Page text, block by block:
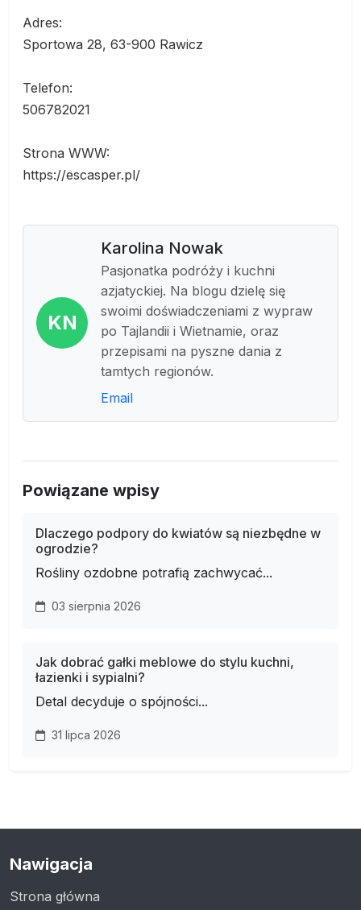
Adres:
Sportowa 28, 63-900 Rawicz
Telefon:
506782021
Strona WWW:
https://escasper.pl/
KN
Karolina Nowak
Pasjonatka podróży i kuchni
azjatyckiej. Na blogu dzielę się
swoimi doświadczeniami z wypraw
po Tajlandii i Wietnamie, oraz
przepisami na pyszne dania z
tamtych regionów.
Email
Powiązane wpisy
Dlaczego podpory do kwiatów są niezbędne w
ogrodzie?
Rośliny ozdobne potrafią zachwycać...
03 sierpnia 2026
Jak dobrać gałki meblowe do stylu kuchni,
łazienki i sypialni?
Detal decyduje o spójności...
31 lipca 2026
Nawigacja
Strona główna